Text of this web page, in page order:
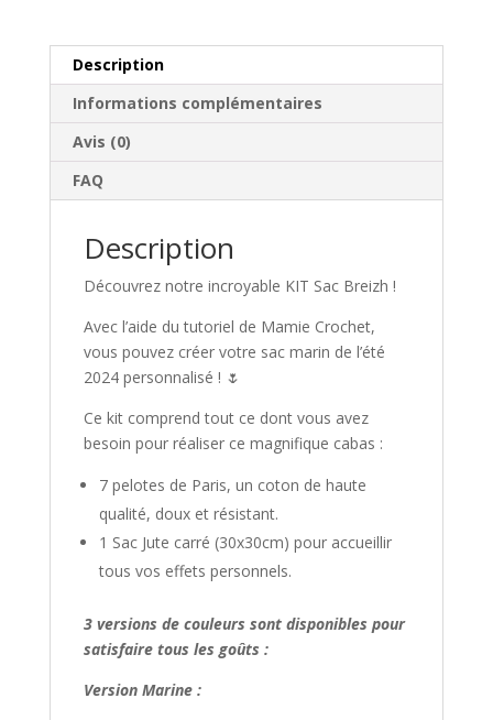
Description
Informations complémentaires
Avis (0)
FAQ
Description
Découvrez notre incroyable KIT Sac Breizh !
Avec l’aide du tutoriel de Mamie Crochet,
vous pouvez créer votre sac marin de l’été
2024 personnalisé ! 🌷
Ce kit comprend tout ce dont vous avez
besoin pour réaliser ce magnifique cabas :
7 pelotes de Paris, un coton de haute
qualité, doux et résistant.
1 Sac Jute carré (30x30cm) pour accueillir
tous vos effets personnels.
3 versions de couleurs sont disponibles pour
satisfaire tous les goûts :
Version Marine :